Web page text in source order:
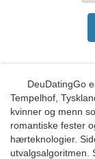
DeuDatingGo
Tempelhof,
kvinner og menn
romantiske fester
hærteknologier.
utvalgsalgoritmen.